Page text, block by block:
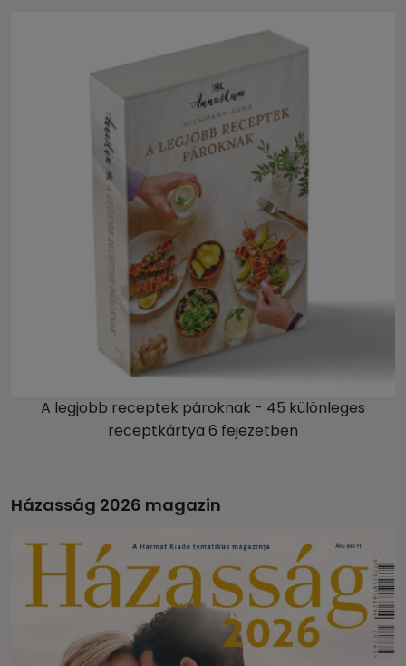
A legjobb receptek pároknak - 45 különleges
receptkártya 6 fejezetben
Házasság 2026 magazin